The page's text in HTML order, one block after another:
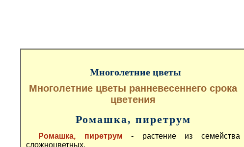
Многолетние цветы
Многолетние цветы ранневесеннего срока
цветения
Ромашка, пиретрум
Ромашка, пиретрум - растение из семейства
сложноцветных.